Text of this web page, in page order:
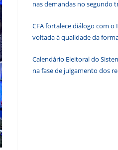
nas demandas no segundo
CFA fortalece diálogo com o
voltada à qualidade da
Calendário Eleitoral do
na fase de julgamento dos